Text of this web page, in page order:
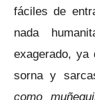
fáciles de
nada
exagerado, ya
sorna y
como